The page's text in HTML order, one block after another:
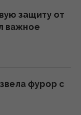
в
защиту от
важное
фурор с